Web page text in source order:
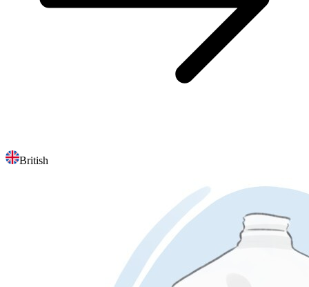
British